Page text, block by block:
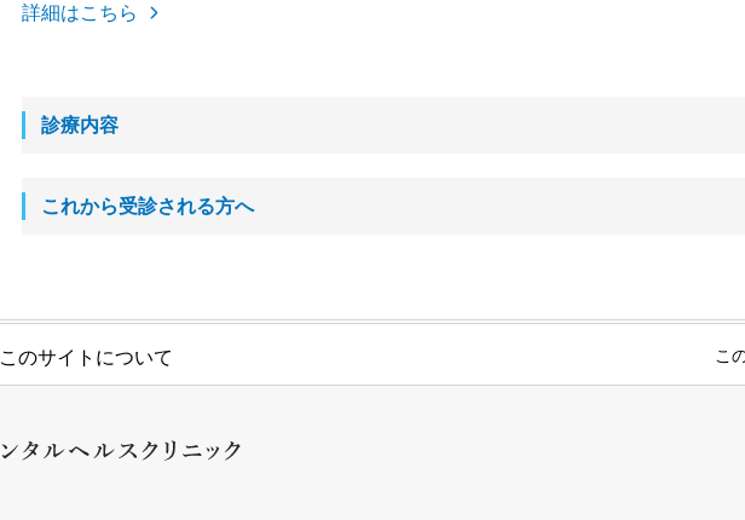
詳細はこちら
診療内容
これから受診される方へ
こ
このサイトについて